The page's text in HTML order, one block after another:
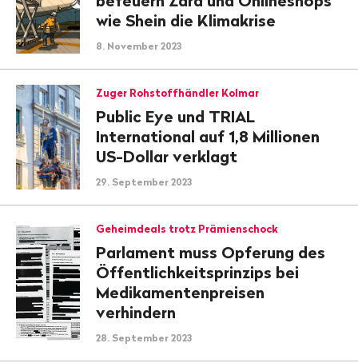
wie Shein die Klimakrise
8. November 2023
Zuger Rohstoffhändler Kolmar
Public Eye und TRIAL
International auf 1,8 Millionen
US-Dollar verklagt
29. September 2023
Geheimdeals trotz Prämienschock
Parlament muss Opferung des
Öffentlichkeitsprinzips bei
Medikamentenpreisen
verhindern
28. September 2023